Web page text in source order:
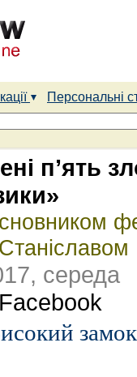
Персональні
п’ять
середа